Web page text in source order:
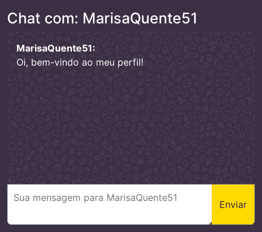
Chat com: MarisaQuente51
MarisaQuente51:
Oi, bem-vindo ao meu perfil!
Enviar